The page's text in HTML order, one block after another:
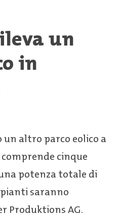
un
in
un altro parco eolico a
cinque
potenza totale di
saranno
Produktions AG.